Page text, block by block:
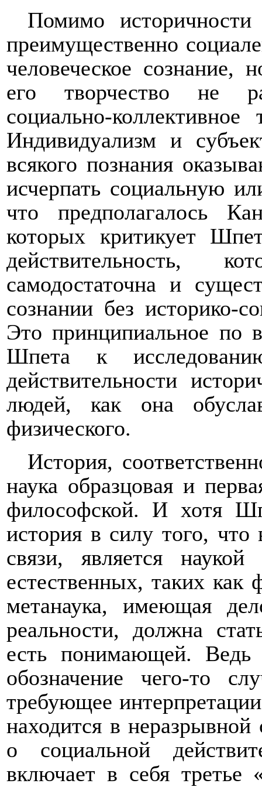
Помимо
преимущественно
человеческое сознание,
его творчество не
социально-
Индивидуализм и
всякого познания
исчерпать социальную
что предполагалось
которых критикует
действительность,
самодостаточна и
сознании без историко-
Это принципиальное по
Шпета к
действительности
людей, как она
физического.
История,
наука образцовая и
философской. И хотя
история в силу того, что
связи, является
естественных, таких
метанаука, имеющая
реальности, должна
есть понимающей.
обозначение чего-то
требующее
находится в неразрывной
о социальной
включает в себя третье